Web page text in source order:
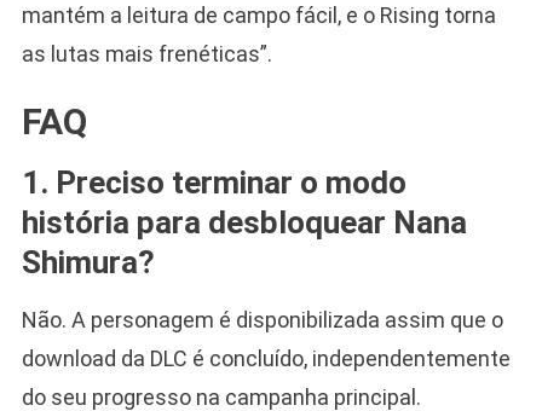
mantém a leitura de campo fácil, e o Rising torna
as lutas mais frenéticas”.
FAQ
1. Preciso terminar o modo
história para desbloquear Nana
Shimura?
Não. A personagem é disponibilizada assim que o
download da DLC é concluído, independentemente
do seu progresso na campanha principal.